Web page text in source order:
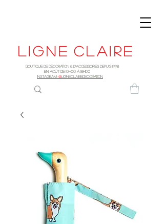
Ligne claire
Boutique de décoration & d'accessoires depuis 1998
EN AOûT DE 10h00 à 18H00
INSTAGRAM: @LIGNECLAIREDECORATION